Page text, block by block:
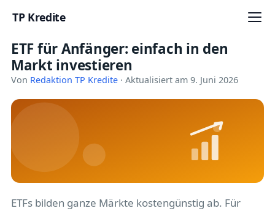
TP Kredite
Startseite
Kredite
Ratgeber
Girokonto
ETF für Anfänger: einfach in den
Markt investieren
Von Redaktion TP Kredite · Aktualisiert am 9. Juni 2026
ETFs bilden ganze Märkte kostengünstig ab. Für